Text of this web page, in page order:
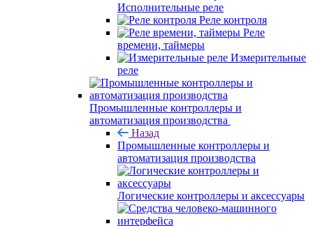
Исполнительные реле
Реле контроля
Реле
времени, таймеры
Измерительные
реле
Промышленные контроллеры и
автоматизация производства
Назад
Промышленные контроллеры и
автоматизация производства
Логические контроллеры и аксессуары